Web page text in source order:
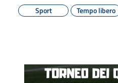
Sport
Tempo libero